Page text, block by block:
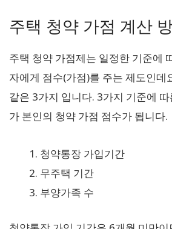
주택 청약 가점 계산
주택 청약 가점제는 일정한 기준에
자에게 점수(가점)를 주는 제도인데
같은 3가지 입니다. 3가지 기준에
가 본인의 청약 가점 점수가 됩니다.
청약통장 가입기간
무주택 기간
부양가족 수